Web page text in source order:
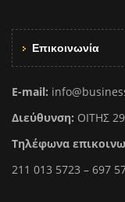
Επικοινωνία
E-mail:
Διεύθυνση: ΟΙΤΗΣ
Τηλέφωνα
211 013 5723 – 697